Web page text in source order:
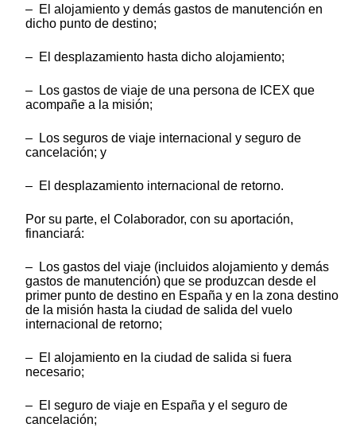
– El alojamiento y demás gastos de manutención en
dicho punto de destino;
– El desplazamiento hasta dicho alojamiento;
– Los gastos de viaje de una persona de ICEX que
acompañe a la misión;
– Los seguros de viaje internacional y seguro de
cancelación; y
– El desplazamiento internacional de retorno.
Por su parte, el Colaborador, con su aportación,
financiará:
– Los gastos del viaje (incluidos alojamiento y demás
gastos de manutención) que se produzcan desde el
primer punto de destino en España y en la zona destino
de la misión hasta la ciudad de salida del vuelo
internacional de retorno;
– El alojamiento en la ciudad de salida si fuera
necesario;
– El seguro de viaje en España y el seguro de
cancelación;